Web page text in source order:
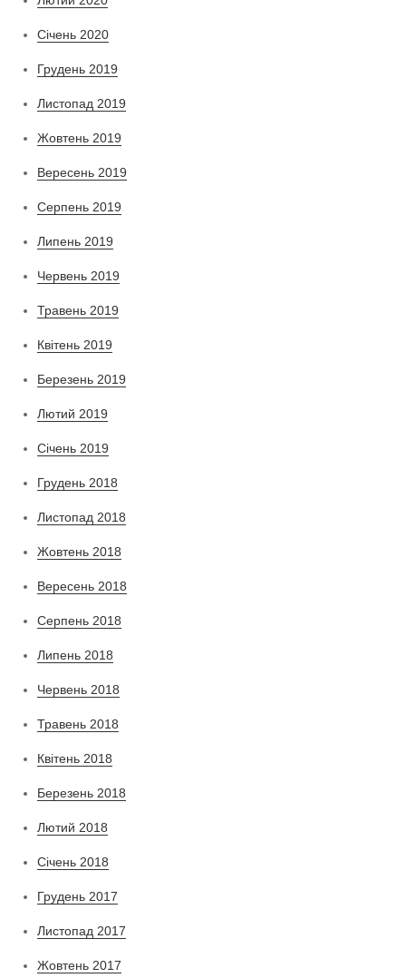
Січень 2020
Грудень 2019
Листопад 2019
Жовтень 2019
Вересень 2019
Серпень 2019
Липень 2019
Червень 2019
Травень 2019
Квітень 2019
Березень 2019
Лютий 2019
Січень 2019
Грудень 2018
Листопад 2018
Жовтень 2018
Вересень 2018
Серпень 2018
Липень 2018
Червень 2018
Травень 2018
Квітень 2018
Березень 2018
Лютий 2018
Січень 2018
Грудень 2017
Листопад 2017
Жовтень 2017